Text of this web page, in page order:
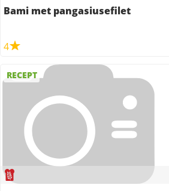
Bami met pangasiusefilet
4
RECEPT